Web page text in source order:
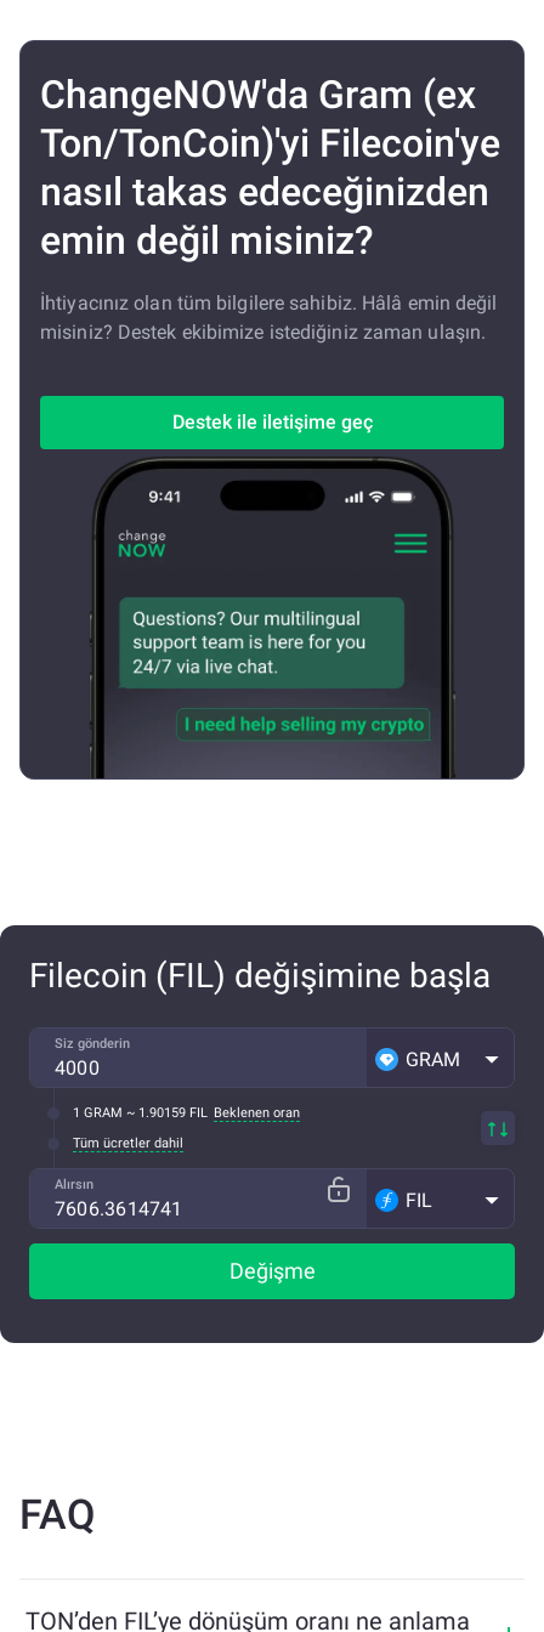
ChangeNOW'da Gram (ex
Ton/TonCoin)'yi Filecoin'ye
nasıl takas edeceğinizden
emin değil misiniz?
İhtiyacınız olan tüm bilgilere sahibiz. Hâlâ emin değil
misiniz? Destek ekibimize istediğiniz zaman ulaşın.
Destek ile iletişime geç
Filecoin (FIL) değişimine başla
Siz gönderin
GRAM
1 GRAM ~ 1.90159 FIL Beklenen oran
Tüm ücretler dahil
Alırsın
FIL
Değişme
FAQ
TON’den FIL’ye dönüşüm oranı ne anlama